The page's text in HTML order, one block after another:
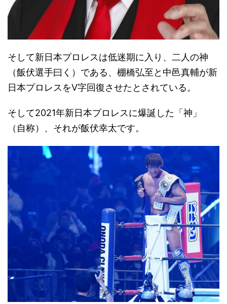
そして新日本プロレスは低迷期に入り、二人の神
（飯伏選手曰く）である、棚橋弘至と中邑真輔が新
日本プロレスをV字回復させたとされている。
そして2021年新日本プロレスに爆誕した「神」
（自称）、それが飯伏幸太です。